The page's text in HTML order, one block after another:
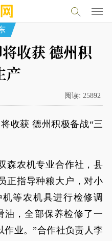
收获 德州积
产
阅读: 25892
收获 德州积极备战“三
森农机专业合作社，县
正指导种粮大户，对小
等农机具进行检修调
油，全部保养检修了一
业。”合作社负责人李